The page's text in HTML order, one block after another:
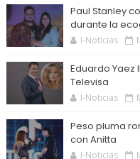
Paul Stanley
durante la
I-Noticias
Eduardo
Televisa
I-Noticias
Peso pluma
con Anitta
I-Noticias